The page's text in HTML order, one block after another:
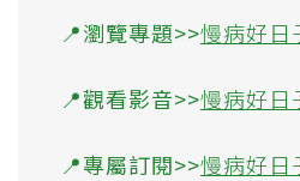
📍瀏覽專題>>慢病好日
📍觀看影音>>慢病好日
📍專屬訂閱>>慢病好日